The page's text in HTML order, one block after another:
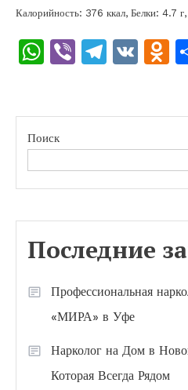
Калорийность: 376 ккал, Белки: 4.7
WhatsApp
Viber VK
Поиск
Последние
Профессиональная
«МИРА» в Уфе
Нарколог на Дом в
Которая Всегда Рядом